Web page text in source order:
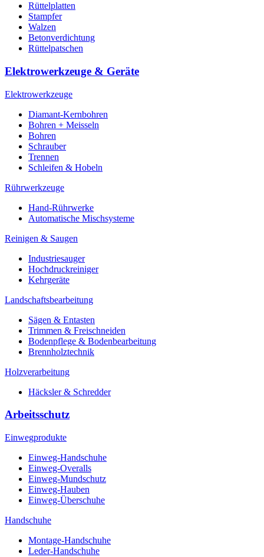
Rüttelplatten
Stampfer
Walzen
Betonverdichtung
Rüttelpatschen
Elektrowerkzeuge & Geräte
Elektrowerkzeuge
Diamant-Kernbohren
Bohren + Meisseln
Bohren
Schrauber
Trennen
Schleifen & Hobeln
Rührwerkzeuge
Hand-Rührwerke
Automatische Mischsysteme
Reinigen & Saugen
Industriesauger
Hochdruckreiniger
Kehrgeräte
Landschaftsbearbeitung
Sägen & Entasten
Trimmen & Freischneiden
Bodenpflege & Bodenbearbeitung
Brennholztechnik
Holzverarbeitung
Häcksler & Schredder
Arbeitsschutz
Einwegprodukte
Einweg-Handschuhe
Einweg-Overalls
Einweg-Mundschutz
Einweg-Hauben
Einweg-Überschuhe
Handschuhe
Montage-Handschuhe
Leder-Handschuhe